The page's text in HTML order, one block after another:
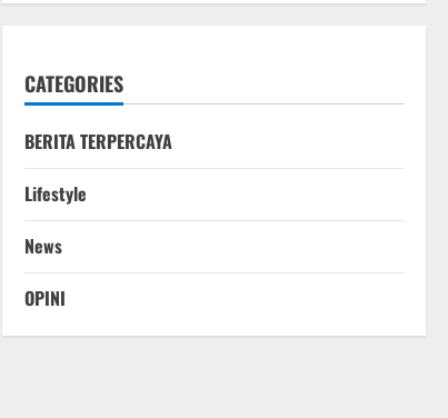
CATEGORIES
BERITA TERPERCAYA
Lifestyle
News
OPINI